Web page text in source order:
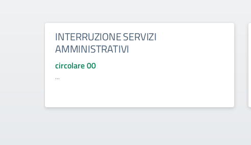
INTERRUZIONE SERVIZI
AMMINISTRATIVI
circolare 00
...